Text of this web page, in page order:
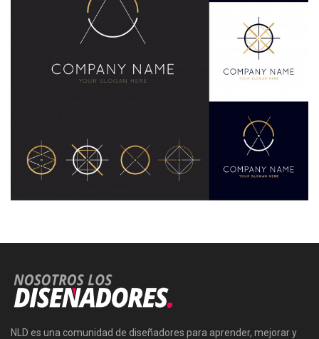
NLD es una comunidad de diseñadores para aprender, mejorar y